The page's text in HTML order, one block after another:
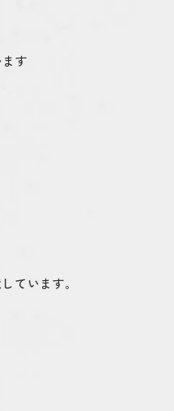
す
ています。